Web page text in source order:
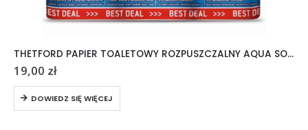
THETFORD PAPIER TOALETOWY ROZPUSZCZALNY AQUA SOFT 6 ROLEK
19,00 zł
DOWIEDZ SIĘ WIĘCEJ